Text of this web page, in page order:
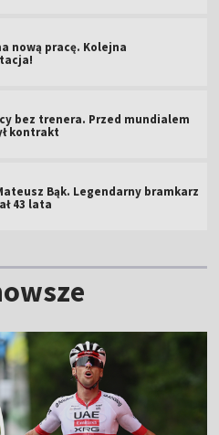
nową pracę. Kolejna
bez trenera. Przed mundialem
kontrakt
Bąk. Legendarny bramkarz
43 lata